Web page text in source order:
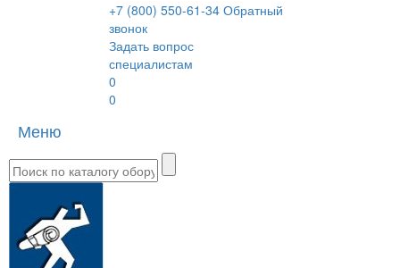
+7 (800) 550-61-34 Обратный
звонок
Задать вопрос
специалистам
0
0
Меню